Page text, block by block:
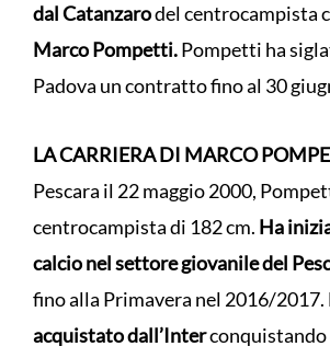
dal Catanzarodel centrocampista
Marco Pompetti.Pompetti ha
Padova un contratto fino al 30
LA CARRIERA DI MARCO
Pescara il 22 maggio 2000,
centrocampista di 182 cm. Ha
calcio nel settore giovanile del
fino alla Primavera nel 2016/2017.
acquistato dall’Interconquistando